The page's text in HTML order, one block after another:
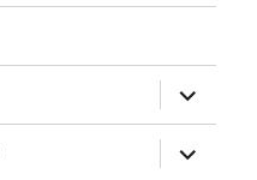
potomne
rozwiń
menu
potomne
rozwiń
menu